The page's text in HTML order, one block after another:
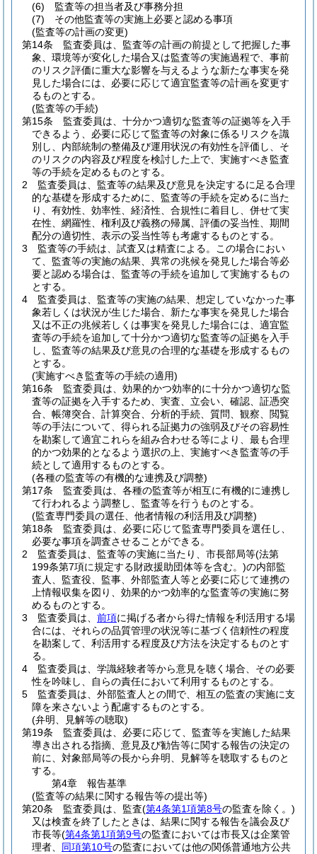
(6)
監査等の担当者及び事務分担
(7)
その他監査等の実施上必要と認める事項
(監査等の計画の変更)
第14条
監査委員は、監査等の計画の前提として把握した事
象、環境等が変化した場合又は監査等の実施過程で、事前
のリスク評価に重大な影響を与えるような新たな事実を発
見した場合には、必要に応じて適宜監査等の計画を変更す
るものとする。
(監査等の手続)
第15条
監査委員は、十分かつ適切な監査等の証拠等を入手
できるよう、必要に応じて監査等の対象に係るリスクを識
別し、内部統制の整備及び運用状況の有効性を評価し、そ
のリスクの内容及び程度を検討した上で、実施すべき監査
等の手続を定めるものとする。
2
監査委員は、監査等の結果及び意見を決定するに足る合理
的な基礎を形成するために、監査等の手続を定めるに当た
り、有効性、効率性、経済性、合規性に着目し、併せて実
在性、網羅性、権利及び義務の帰属、評価の妥当性、期間
配分の適切性、表示の妥当性等も考慮するものとする。
3
監査等の手続は、試査又は精査による。
この場合におい
て、監査等の実施の結果、異常の兆候を発見した場合等必
要と認める場合は、監査等の手続を追加して実施するもの
とする。
4
監査委員は、監査等の実施の結果、想定していなかった事
象若しくは状況が生じた場合、新たな事実を発見した場合
又は不正の兆候若しくは事実を発見した場合には、適宜監
査等の手続を追加して十分かつ適切な監査等の証拠を入手
し、監査等の結果及び意見の合理的な基礎を形成するもの
とする。
(実施すべき監査等の手続の適用)
第16条
監査委員は、効果的かつ効率的に十分かつ適切な監
査等の証拠を入手するため、実査、立会い、確認、証憑突
合、帳簿突合、計算突合、分析的手続、質問、観察、閲覧
等の手法について、得られる証拠力の強弱及びその容易性
を勘案して適宜これらを組み合わせる等により、最も合理
的かつ効果的となるよう選択の上、実施すべき監査等の手
続として適用するものとする。
(各種の監査等の有機的な連携及び調整)
第17条
監査委員は、各種の監査等が相互に有機的に連携し
て行われるよう調整し、監査等を行うものとする。
(監査専門委員の選任、他者情報の利活用及び調整)
第18条
監査委員は、必要に応じて監査専門委員を選任し、
必要な事項を調査させることができる。
2
監査委員は、監査等の実施に当たり、市長部局等(法第
199条第7項に規定する財政援助団体等を含む。)の内部監
査人、監査役、監事、外部監査人等と必要に応じて連携の
上情報収集を図り、効果的かつ効率的な監査等の実施に努
めるものとする。
3
監査委員は、 前項に掲げる者から得た情報を利活用する場
合には、それらの品質管理の状況等に基づく信頼性の程度
を勘案して、利活用する程度及び方法を決定するものとす
る。
4
監査委員は、学識経験者等から意見を聴く場合、その必要
性を吟味し、自らの責任において利用するものとする。
5
監査委員は、外部監査人との間で、相互の監査の実施に支
障を来さないよう配慮するものとする。
(弁明、見解等の聴取)
第19条
監査委員は、必要に応じて、監査等を実施した結果
導き出される指摘、意見及び勧告等に関する報告の決定の
前に、対象部局等の長から弁明、見解等を聴取するものと
する。
第4章
報告基準
(監査等の結果に関する報告等の提出等)
第20条
監査委員は、監査(第4条第1項第8号の監査を除く。)
又は検査を終了したときは、結果に関する報告を議会及び
市長等(第4条第1項第9号の監査においては市長又は企業管
理者、 同項第10号の監査においては他の関係普通地方公共